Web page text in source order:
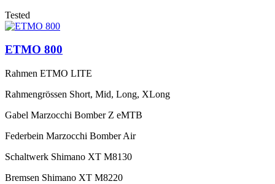
Tested
ETMO 800
Rahmen ETMO LITE
Rahmengrössen Short, Mid, Long, XLong
Gabel Marzocchi Bomber Z eMTB
Federbein Marzocchi Bomber Air
Schaltwerk Shimano XT M8130
Bremsen Shimano XT M8220